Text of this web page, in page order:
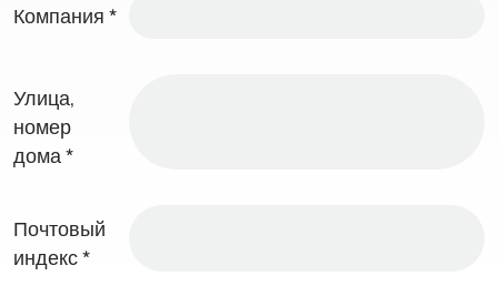
Компания *
Улица,
номер
дома *
Почтовый
индекс*